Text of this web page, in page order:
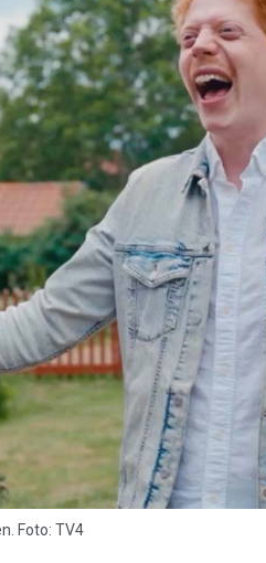
Foto: TV4